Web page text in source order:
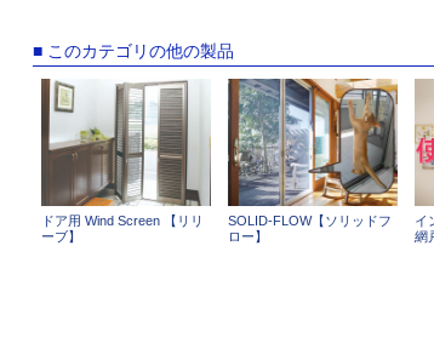
■ このカテゴリの他の製品
ドア用 Wind Screen 【リリ
ーブ】
SOLID-FLOW【ソリッドフ
ロー】
イ
網